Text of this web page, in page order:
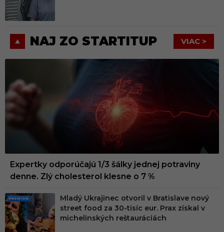
M
NAJ ZO STARTITUP VIAC >
Expertky odporúčajú 1/3 šálky jednej potraviny
denne. Zlý cholesterol klesne o 7 %
PRE
MIU
M
Mladý Ukrajinec otvoril v Bratislave nový
street food za 30-tisíc eur. Prax získal v
michelinských reštauráciách